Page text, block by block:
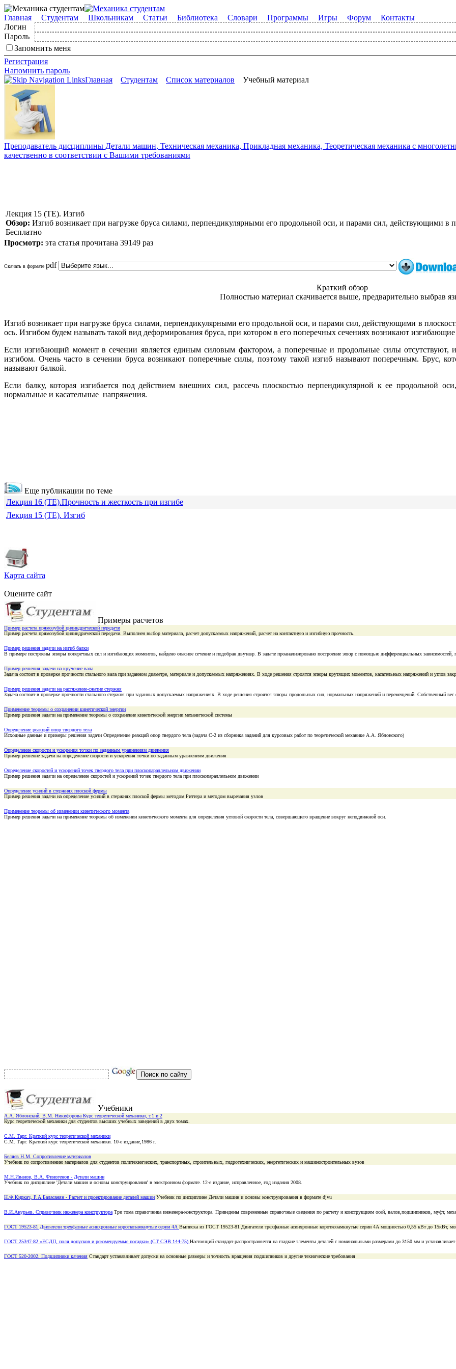
Главная Студентам Школьникам Статьи Библиотека Словари Программы Игры Форум
Контакты
Логин
Пароль
Запомнить меня
Регистрация
Напомнить пароль
Главная
Студентам Список материалов Учебный материал
Преподаватель дисциплины Детали машин, Техническая механика, Прикладная механика, Теоретическая механика с
качественно в соответствии с Вашими требованиями
Лекция 15 (ТЕ). Изгиб
Обзор: Изгиб возникает при нагрузке бруса силами, перпендикулярными его продольной оси, и парами сил, действующими в
Бесплатно
Просмотр: эта статья прочитана 39149 раз
Скачать в формате pdf
Краткий обзор
Полностью материал скачивается выше, предварительно выбрав
Изгиб возникает при нагрузке бруса силами, перпендикулярными его продольной оси, и парами сил, действующими в
ось. Изгибом будем называть такой вид деформирования бруса, при котором в его поперечных сечениях возникают
Если изгибающий момент в сечении является единым силовым фактором, а поперечные и продольные силы отсутствуют,
изгибом. Очень часто в сечении бруса возникают поперечные силы, поэтому такой изгиб называют поперечным. Брус,
называют балкой.
Если балку, которая изгибается под действием внешних сил, рассечь плоскостью перпендикулярной к ее продольной
нормальные и касательные напряжения.
Еще публикации по теме
Лекция 16 (ТЕ).Прочность и жесткость при изгибе
Лекция 15 (ТЕ). Изгиб
Карта сайта
Оцените сайт
Примеры расчетов
Пример расчета прямозубой цилиндрической передачи
Пример расчета прямозубой цилиндрической передачи. Выполнен выбор материала, расчет допускаемых напряжений, расчет на контактную и изгибную прочность.
Пример решения задачи на изгиб балки
В примере построены эпюры поперечных сил и изгибающих моментов, найдено опасное сечение и подобран двутавр. В задаче проанализировано построение эпюр с помощью дифференциальных зависимостей,
Пример решения задачи на кручение вала
Задача состоит в проверке прочности стального вала при заданном диаметре, материале и допускаемых напряжениях. В ходе решения строятся эпюры крутящих моментов, касательных напряжений и углов
Пример решения задачи на растяжение-сжатие стержня
Задача состоит в проверке прочности стального стержня при заданных допускаемых напряжениях. В ходе решения строятся эпюры продольных сил, нормальных напряжений и перемещений. Собственный вес
Применение теоремы о сохранении кинетической энергии
Пример решения задачи на применение теоремы о сохранение кинетической энергии механической системы
Определение реакций опор твердого тела
Исходные данные и примеры решения задачи Определение реакций опор твердого тела (задача С-2 из cборника заданий для курсовых работ по теоретической механике А.А. Яблонского)
Определение скорости и ускорения точки по заданным уравнениям движения
Пример решение задачи на определение скорости и ускорения точки по заданным уравнениям движения
Определение скоростей и ускорений точек твердого тела при плоскопараллельном движении
Пример решения задачи на определение скоростей и ускорений точек твердого тела при плоскопараллельном движении
Определение усилий в стержнях плоской фермы
Пример решения задачи на определение усилий в стержнях плоской фермы методом Риттера и методом вырезания узлов
Применение теоремы об изменении кинетического момента
Пример решения задачи на применение теоремы об изменении кинетического момента для определения угловой скорости тела, совершающего вращение вокруг неподвижной оси.
Учебники
А.А. Яблонский, В.М. Никифорова Курс теоретической механики, т.1 и 2
Курс теоретической механики для студентов высших учебных заведений в двух томах.
С.М. Тарг. Краткий курс теоретической механики
С.М. Тарг. Краткий курс теоретической механики. 10-е издание,1986 г.
Беляев Н.М. Сопротивление материалов
Учебник по сопротивлению материалов для студентов политехнических, транспортных, строительных, гидротехнических, энергетических и машиностроительных вузов
М.Н.Иванов, В.А. Финогенов - Детали машин
Учебник по дисциплине 'Детали машин и основы конструирования' в электронном формате. 12-е издание, исправленное, год издания 2008.
Н.Ф.Киркач, Р.А.Баласанян - Расчет и проектирование деталей машин Учебник по дисциплине Детали машин и основы конструирования в формате djvu
В.И.Анурьев. Справочник инженера конструктора Три тома cправочника инженера-конструктора. Приведены современные справочные сведения по расчету и конструкциям осей, валов,подшипников, муфт,
ГОСТ 19523-81 Двигатели трехфазные асинхронные короткозамкнутые серии 4А Выписка из ГОСТ 19523-81 Двигатели трехфазные асинхронные короткозамкнутые серии 4А мощностью 0,55 кВт до 15кВт,
ГОСТ 25347-82 «ЕСДП, поля допусков и рекомендуемые посадки» (СТ СЭВ 144-75) Настоящий стандарт распространяется на гладкие элементы деталей с номинальными размерами до 3150 мм и
ГОСТ 520-2002. Подшипники качения Стандарт устанавливает допуски на основные размеры и точность вращения подшипников и другие технические требования